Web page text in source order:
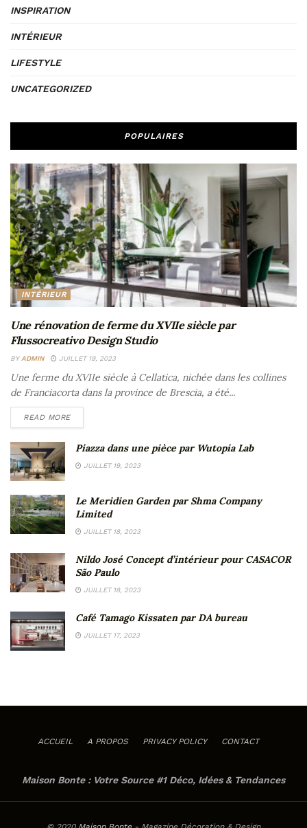
INSPIRATION
INTÉRIEUR
LIFESTYLE
UNCATEGORIZED
POPULAIRES
INTÉRIEUR
Une rénovation de ferme du XVIIe siècle par
Flussocreativo Design Studio
BY ADMIN JUILLET 19, 2023
Une ferme du XVIIe siècle à Cellatica, nichée dans les collines
de Franciacorta dans la province de Brescia, a été...
READ MORE
Piazza dans une pièce par Wutopia Lab
JUILLET 19, 2023
Le Meridien Garden par Shma Company
Limited
JUILLET 18, 2023
Nildo José Concept d’intérieur pour CASACOR
São Paulo
JUILLET 18, 2023
Café Tamago Kissaten par DA bureau
JUILLET 17, 2023
ACCUEIL A PROPOS PRIVACY POLICY CONTACT
Maison Bonte : Votre Source #1 Déco, Idées & Tendances